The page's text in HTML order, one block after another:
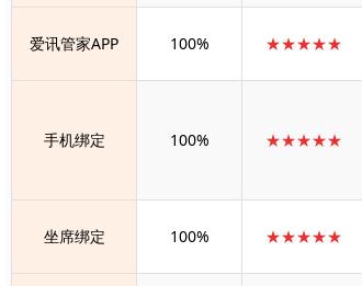
爱讯管家APP 100% ★★★★★
手机绑定 100% ★★★★★
坐席绑定 100% ★★★★★